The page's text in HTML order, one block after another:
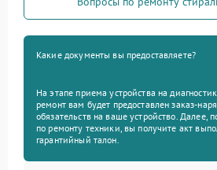
Какие документы вы предоставляете?
На этапе приема устройства на
ремонт вам будет предоставлен заказ-
обязательств на ваше устройство. Далее,
по ремонту техники, вы получите акт
гарантийный талон.